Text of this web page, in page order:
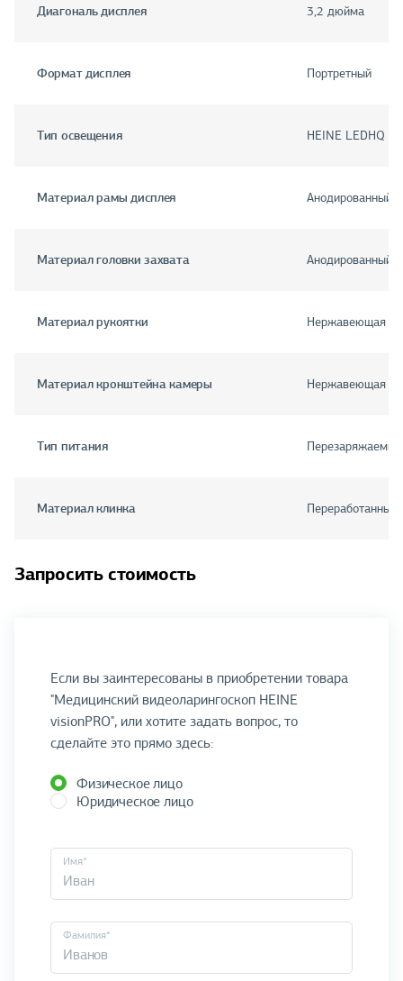
Диагональ дисплея 3,2 дюйма
Формат дисплея Портретный
Тип освещения HEINE LEDHQ
Материал рамы дисплея Анодированный
Материал головки захвата Анодированный
Материал рукоятки Нержавеющая
Материал кронштейна камеры Нержавеющая
Тип питания
Материал клинка Переработанный
Запросить стоимость
Если вы заинтересованы в приобретении товара
"Медицинский видеоларингоскоп HEINE
visionPRO", или хотите задать вопрос, то
сделайте это прямо здесь:
Физическое лицо
Юридическое лицо
Имя*
Фамилия*